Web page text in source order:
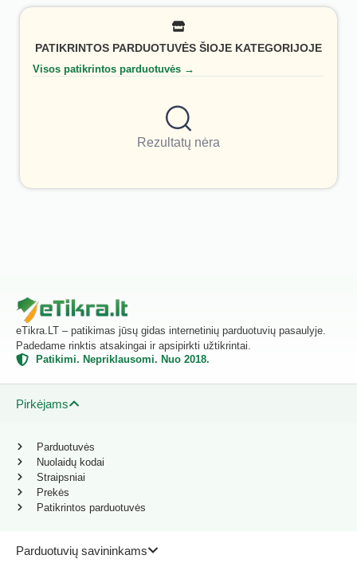
PATIKRINTOS PARDUOTUVĖS ŠIOJE KATEGORIJOJE
Visos patikrintos parduotuvės →
Rezultatų nėra
eTikra.LT – patikimas jūsų gidas internetinių parduotuvių pasaulyje.
Padedame rinktis atsakingai ir apsipirkti užtikrintai.
Patikimi. Nepriklausomi. Nuo 2018.
Pirkėjams
Parduotuvių savininkams
Parduotuvės
Nuolaidų kodai
Straipsniai
Prekės
Patikrintos parduotuvės